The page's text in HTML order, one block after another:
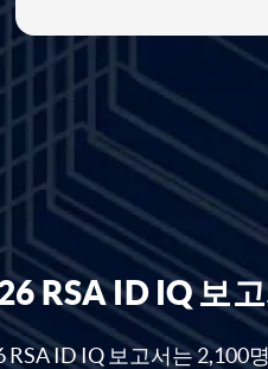
RSA ID IQ 보
RSA ID IQ 보고서는 2,100